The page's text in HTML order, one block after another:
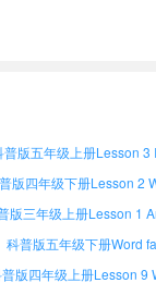
科普版五年级下册Word